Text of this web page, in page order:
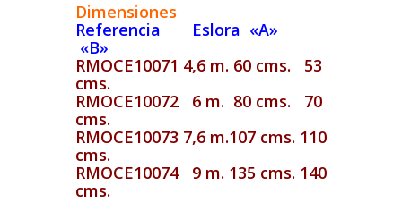
Dimensiones
Referencia Eslora «A»
«B»
RMOCE10071 4,6 m. 60 cms. 53
cms.
RMOCE10072 6 m. 80 cms. 70
cms.
RMOCE10073 7,6 m.107 cms. 110
cms.
RMOCE10074 9 m. 135 cms. 140
cms.